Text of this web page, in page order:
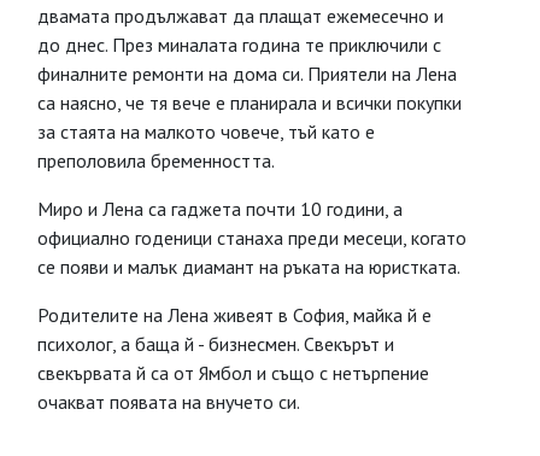
двамата продължават да плащат ежемесечно и
до днес. През миналата година те приключили с
финалните ремонти на дома си. Приятели на Лена
са наясно, че тя вече е планирала и всички покупки
за стаята на малкото човече, тъй като е
преполовила бременността.
Миро и Лена са гаджета почти 10 години, а
официално годеници станаха преди месеци, когато
се появи и малък диамант на ръката на юристката.
Родителите на Лена живеят в София, майка й е
психолог, а баща й - бизнесмен. Свекърът и
свекървата й са от Ямбол и също с нетърпение
очакват появата на внучето си.